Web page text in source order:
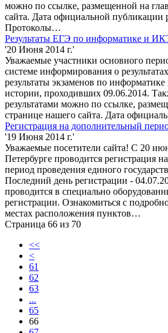
можно по ссылке, размещенной на
сайта. Дата официальной публикации
Протоколы…
Результаты ЕГЭ по информатике и
'20 Июня 2014 г.'
Уважаемые участники основного
системе информирования о
результаты экзаменов по
истории, проходивших 09.06.2014.
результатами можно по ссылке,
странице нашего сайта. Дата
Регистрация на дополнительный
'19 Июня 2014 г.'
Уважаемые посетители сайта! С 20
Петербурге проводится регистрация
период проведения единого
Последний день регистрации -
проводится в специально
регистрации. Ознакомиться с
местах расположения пунктов…
Страница 66 из 70
<<
<
61
62
63
...
65
66